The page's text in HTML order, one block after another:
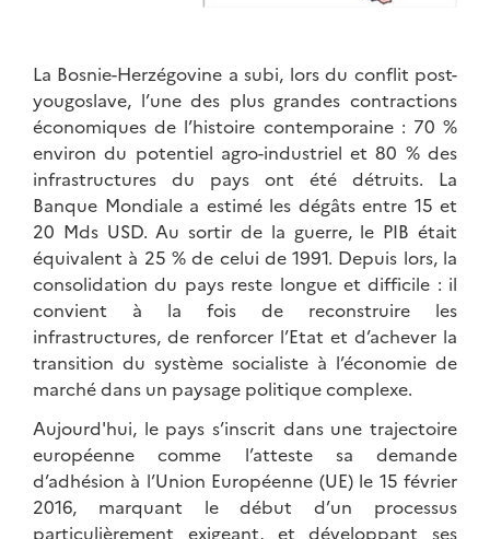
La Bosnie-Herzégovine a subi, lors du conflit post-
yougoslave, l’une des plus grandes contractions
économiques de l’histoire contemporaine : 70 %
environ du potentiel agro-industriel et 80 % des
infrastructures du pays ont été détruits. La
Banque Mondiale a estimé les dégâts entre 15 et
20 Mds USD. Au sortir de la guerre, le PIB était
équivalent à 25 % de celui de 1991. Depuis lors, la
consolidation du pays reste longue et difficile : il
convient à la fois de reconstruire les
infrastructures, de renforcer l’Etat et d’achever la
transition du système socialiste à l’économie de
marché dans un paysage politique complexe.
Aujourd'hui, le pays s’inscrit dans une trajectoire
européenne comme l’atteste sa demande
d’adhésion à l’Union Européenne (UE) le 15 février
2016, marquant le début d’un processus
particulièrement exigeant, et développant ses